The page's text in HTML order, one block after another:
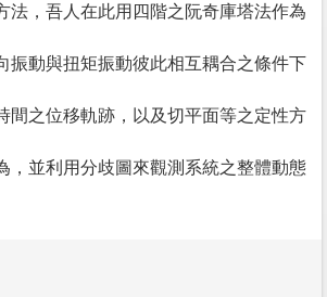
法，吾人在此用四階之阮奇庫塔法作為
振動與扭矩振動彼此相互耦合之條件下
間之位移軌跡，以及切平面等之定性方
，並利用分歧圖來觀測系統之整體動態